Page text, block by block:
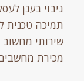
גיבוי בענן
תמיכה טכנית
שירותי
מכירת